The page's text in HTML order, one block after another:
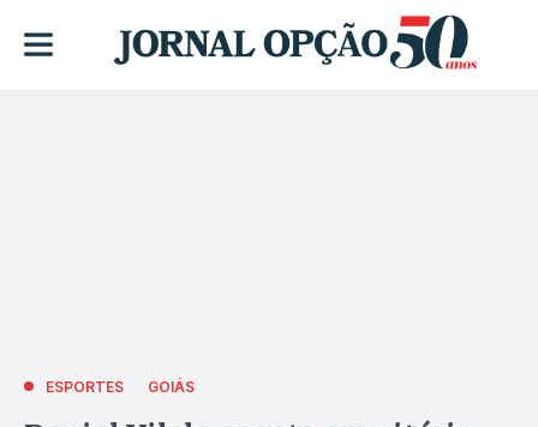
ESPORTES GOIÁS